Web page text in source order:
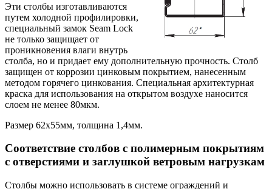
Эти столбы изготавливаются
путем холодной профилировки,
специальный замок Seam Lock
не только защищает от
проникновения влаги внутрь
столба, но и придает ему дополнительную прочность. Столб
защищен от коррозии цинковым покрытием, нанесенным
методом горячего цинкования. Специальная архитектурная
краска для использования на открытом воздухе наносится
слоем не менее 80мкм.
Размер 62х55мм, толщина 1,4мм.
Соответствие столбов с полимерным покрытиям
с отверстиями и заглушкой ветровым нагрузкам
Столбы можно использовать в системе ограждений и